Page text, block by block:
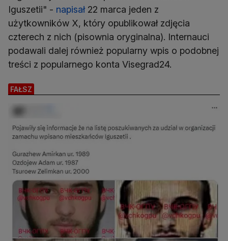
Iguszetii" - napisał22 marca jeden z
użytkowników X, który opublikował zdjęcia
czterech z nich (pisownia oryginalna). Internauci
podawali dalej również popularny wpis o podobnej
treści z popularnego konta Visegrad24.
FAŁSZ